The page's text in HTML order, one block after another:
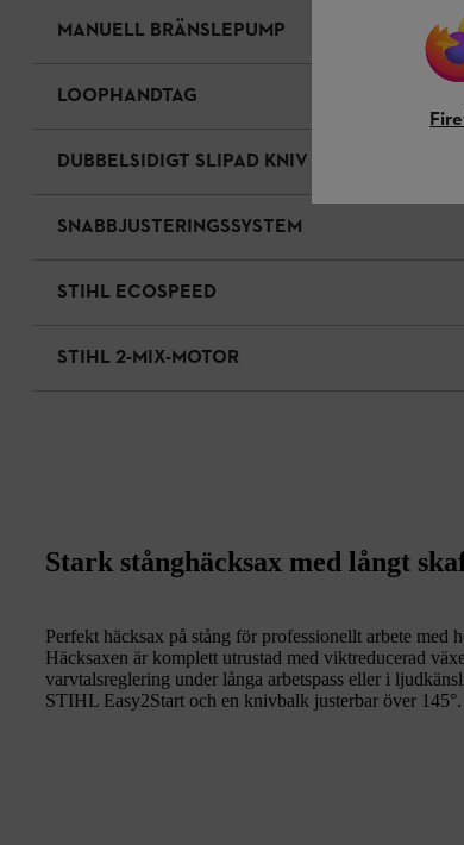
MANUELL BRÄNSLEPUMP
LOOPHANDTAG
DUBBELSIDIGT SLIPAD KNIV
SNABBJUSTERINGSSYSTEM
STIHL ECOSPEED
STIHL 2-MIX-MOTOR
Stark stånghäcksax med långt
Perfekt häcksax på stång för professionellt arbete med
Häcksaxen är komplett utrustad med viktreducerad
varvtalsreglering under långa arbetspass eller i
STIHL Easy2Start och en knivbalk justerbar över